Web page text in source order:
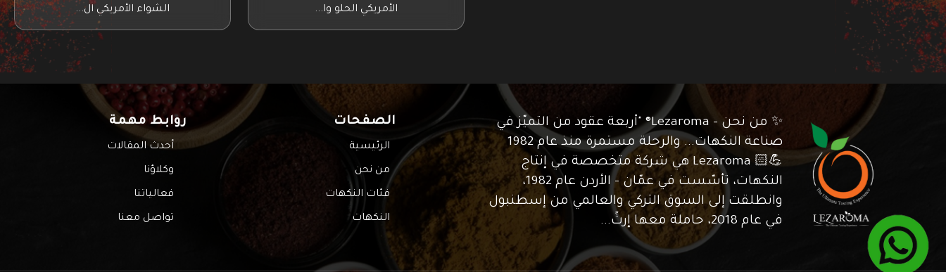
الشواء الأمريكي ال...
الأمريكي الحلو وا...
روابط مهمة
أحدث المقالات
وكلاؤنا
فعالياتنا
تواصل معنا
الصفحات
الرئيسية
من نحن
فئات النكهات
النكهات
✨ من نحن – Lezaroma® "أربعة عقود من التميّز في
صناعة النكهات... والرحلة مستمرة منذ عام 1982
💪🏻 Lezaroma هي شركة متخصصة في إنتاج
النكهات، تأسّست في عمّان – الأردن عام 1982،
وانطلقت إلى السوق التركي والعالمي من إسطنبول
في عام 2018، حاملة معها إرثً...